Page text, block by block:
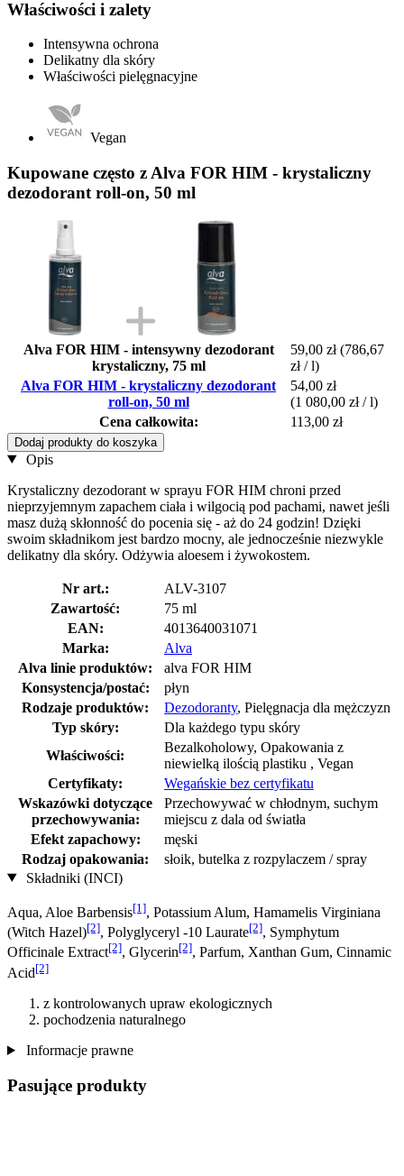
Właściwości i zalety
Intensywna ochrona
Delikatny dla skóry
Właściwości pielęgnacyjne
Vegan
Kupowane często z Alva FOR HIM - krystaliczny
dezodorant roll-on, 50 ml
Alva FOR HIM - intensywny dezodorant
krystaliczny, 75 ml
59,00 zł (786,67
zł / l)
Alva FOR HIM - krystaliczny dezodorant
roll-on, 50 ml
54,00 zł
(1 080,00 zł / l)
Cena całkowita:
113,00 zł
Dodaj produkty do koszyka
Opis
Krystaliczny dezodorant w sprayu FOR HIM chroni przed
nieprzyjemnym zapachem ciała i wilgocią pod pachami, nawet jeśli
masz dużą skłonność do pocenia się - aż do 24 godzin! Dzięki
swoim składnikom jest bardzo mocny, ale jednocześnie niezwykle
delikatny dla skóry. Odżywia aloesem i żywokostem.
Nr art.:
ALV-3107
Zawartość:
75 ml
EAN:
4013640031071
Marka:
Alva
Alva linie produktów:
alva FOR HIM
Konsystencja/postać:
płyn
Rodzaje produktów:
Dezodoranty, Pielęgnacja dla mężczyzn
Typ skóry:
Dla każdego typu skóry
Właściwości:
Bezalkoholowy, Opakowania z
niewielką ilością plastiku , Vegan
Certyfikaty:
Wegańskie bez certyfikatu
Wskazówki dotyczące
przechowywania:
Przechowywać w chłodnym, suchym
miejscu z dala od światła
Efekt zapachowy:
męski
Rodzaj opakowania:
słoik, butelka z rozpylaczem / spray
Składniki (INCI)
Aqua, Aloe Barbensis[1], Potassium Alum, Hamamelis Virginiana
(Witch Hazel)[2], Polyglyceryl -10 Laurate[2], Symphytum
Officinale Extract[2], Glycerin[2], Parfum, Xanthan Gum, Cinnamic
Acid[2]
z kontrolowanych upraw ekologicznych
pochodzenia naturalnego
Informacje prawne
Pasujące produkty